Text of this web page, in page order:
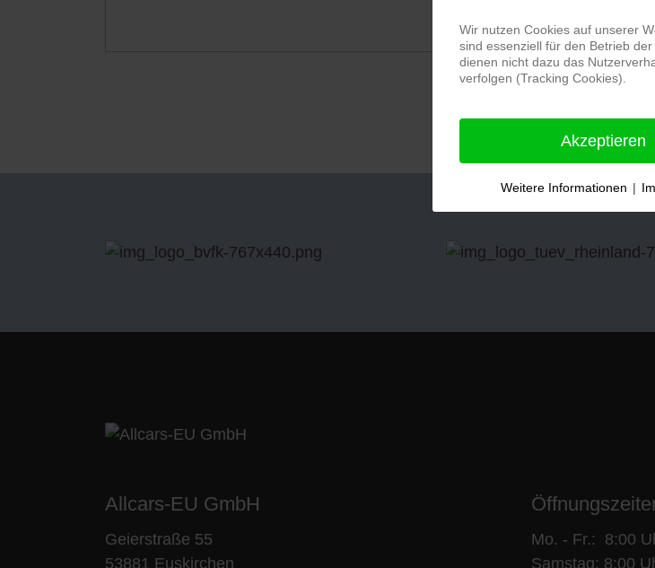
Allcars-EU GmbH
Geierstraße 55
53881 Euskirchen
Mo. - Fr.: 8:00
Samstag: 8:00
Wir nutzen Cookies auf unserer
sind essenziell für den Betrieb der
dienen nicht dazu das
verfolgen (Tracking Cookies).
Akzeptieren
Weitere Informationen |